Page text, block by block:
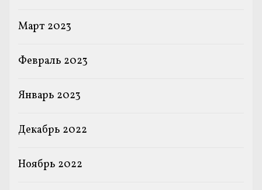
Март 2023
Февраль 2023
Январь 2023
Декабрь 2022
Ноябрь 2022